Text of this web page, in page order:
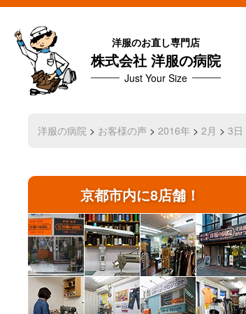
洋服のお直し専門店
株式会社 洋服の病院
Just Your Size
洋服の病院 > お客様の声 > 2016年 > 2月 > 3日
京都市内に8店舗！